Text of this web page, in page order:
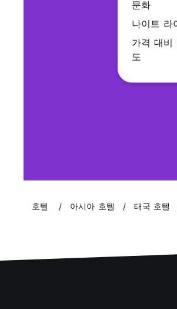
문화
나이트 라
가격 대비
도
호텔 아시아 호텔 태국 호텔